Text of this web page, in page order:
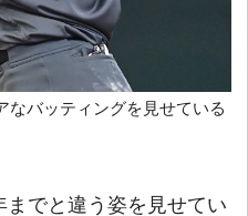
なバッティングを見せている
までと違う姿を見せてい